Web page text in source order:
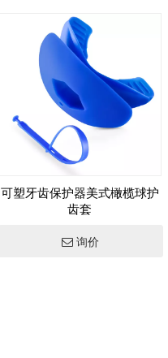
可塑牙齿保护器美式橄榄球护
齿套
询价